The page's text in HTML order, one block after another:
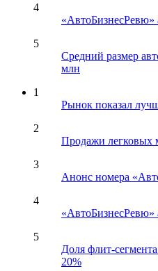
4
«АвтоБизнесРевю»
5
Средний размер
млн
1
Рынок показал
2
Продажи легковых
3
Анонс номера
4
«АвтоБизнесРевю»
5
Доля флит-
20%